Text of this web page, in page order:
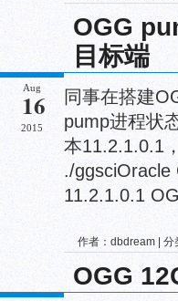
OGG
目标端
Aug
16
2015
同事在搭建
pump进程状
本11.2.1.0.1
./ggsciOracle
11.2.1.0.1
作者：dbdream | 分
OGG